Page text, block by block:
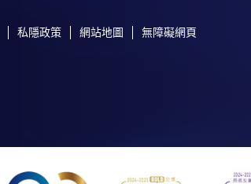
私隱政策 網站地圖 無障礙網頁